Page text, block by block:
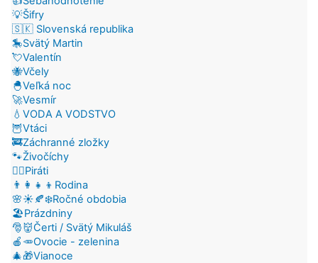
💡Šifry
🇸🇰 Slovenská republika
🎠Svätý Martin
💘Valentín
🐝Včely
🐣Veľká noc
🚀Vesmír
💧VODA A VODSTVO
🦉Vtáci
🚒Záchranné zložky
🐾Živočíchy
🏴‍☠️Piráti
👨‍👩‍👧‍👦Rodina
🌸☀️🍂❄️Ročné obdobia
🏖️Prázdniny
🎅👹Čerti / Svätý Mikuláš
🍎🥕Ovocie - zelenina
🎄🎁Vianoce